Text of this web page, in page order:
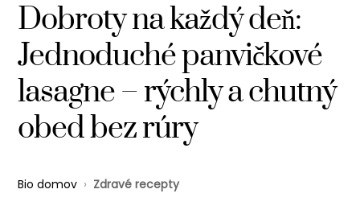
Dobroty na každý deň:
Jednoduché panvičkové
lasagne – rýchly a chutný
obed bez rúry
Bio domov › Zdravé recepty